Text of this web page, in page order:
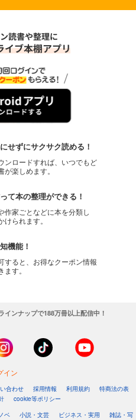
せずにサクサク読める！
ンロードすれば、いつでもど
が楽しめます。
て本の整理ができる！
作家ごとなどに本を分類し
けられます。
機能！
すると、お得なクーポン情報
す。
ンナップで188万冊以上配信中！
イン
合わせ 採用情報 利用規約
特商法の表
cookie等ポリシー
ベ 小説・文芸 ビジネス・実用 雑誌・写